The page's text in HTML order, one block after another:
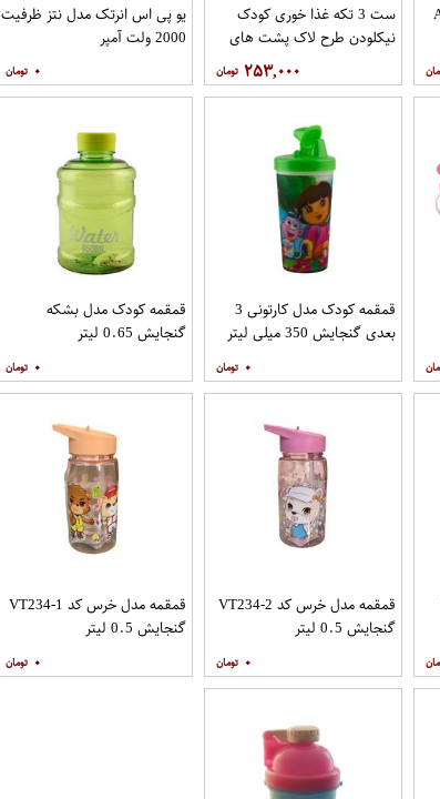
ست 3 تکه غذا خوری کودک
نیکلودن طرح لاک پشت های
۲۵۳,۰۰۰
یو پی اس انرتک مدل نتز ظرفیت
2000 ولت آمپر
۰
قمقمه کودک مدل کارتونی 3
بعدی گنجایش 350 میلی لیتر
۰
قمقمه کودک مدل بشکه
گنجایش 0.65 لیتر
۰
قمقمه مدل خرس کد VT234-2
گنجایش 0.5 لیتر
۰
قمقمه مدل خرس کد VT234-1
گنجایش 0.5 لیتر
۰